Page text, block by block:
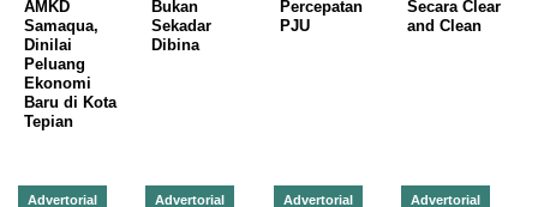
AMKD
Samaqua,
Dinilai
Peluang
Ekonomi
Baru di Kota
Tepian
Bukan
Sekadar
Dibina
Percepatan
PJU
Secara Clear
and Clean
Advertorial Advertorial Advertorial Advertorial